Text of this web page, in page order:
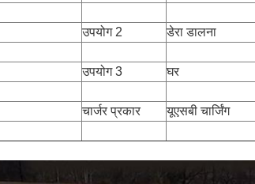
उपयोग 2 डेरा डालना
उपयोग 3 घर
चार्जर प्रकार यूएसबी चार्जिंग